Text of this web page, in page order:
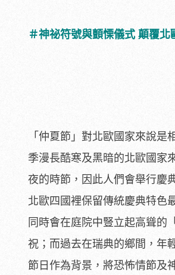
＃神祕符號與顫慄儀式 顛覆北
「仲夏節」對北歐國家來說是
季漫長酷寒及黑暗的北歐國家
夜的時節，因此人們會舉行慶
北歐四國裡保留傳統慶典特色
同時會在庭院中豎立起高聳的
祝；而過去在瑞典的鄉間， 年
節日作為背景， 將恐怖情節及